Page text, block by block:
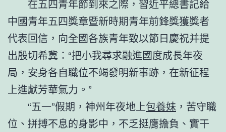
在五四青年節到來之際，習近平總書記給
中國青年五四獎章暨新時期青年前鋒獎獲獎者
代表回信，向全國各族青年致以節日慶祝并提
出殷切希冀：“把小我尋求融進國度成長年夜
局，安身各自職位不竭發明新事跡，在新征程
上進獻芳華氣力。”
“五一”假期，神州年夜地上包養妹 ，苦守職
位、拼搏不息的身影中，不乏挺膺擔負、實干